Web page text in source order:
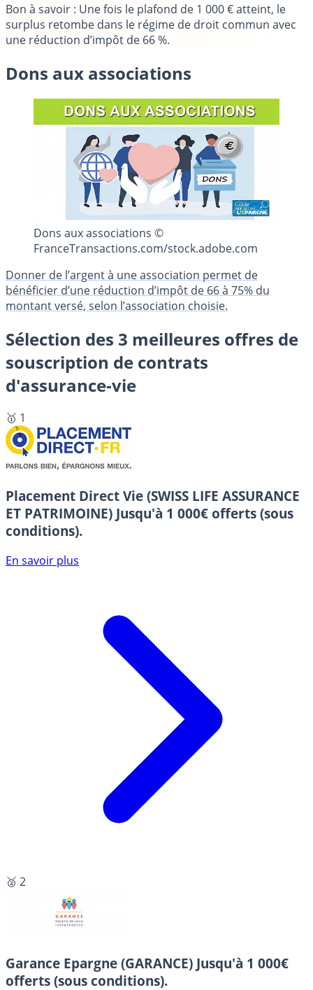
Bon à savoir : Une fois le plafond de 1 000 € atteint, le
surplus retombe dans le régime de droit commun avec
une réduction d’impôt de 66 %.
Dons aux associations
Dons aux associations ©
FranceTransactions.com/stock.adobe.com
Donner de l’argent à une association permet de
bénéficier d’une réduction d’impôt de 66 à 75% du
montant versé, selon l’association choisie.
Sélection des 3 meilleures offres de
souscription de contrats
d'assurance-vie
🥇 1
Placement Direct Vie (SWISS LIFE ASSURANCE
ET PATRIMOINE) Jusqu'à 1 000€ offerts (sous
conditions).
En savoir plus
🥈 2
Garance Epargne (GARANCE) Jusqu'à 1 000€
offerts (sous conditions).